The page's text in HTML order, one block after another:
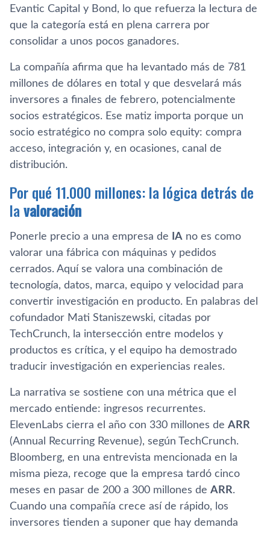
Evantic Capital y Bond, lo que refuerza la lectura de
que la categoría está en plena carrera por
consolidar a unos pocos ganadores.
La compañía afirma que ha levantado más de 781
millones de dólares en total y que desvelará más
inversores a finales de febrero, potencialmente
socios estratégicos. Ese matiz importa porque un
socio estratégico no compra solo equity: compra
acceso, integración y, en ocasiones, canal de
distribución.
Por qué 11.000 millones: la lógica detrás de
lavaloración
Ponerle precio a una empresa de IA no es como
valorar una fábrica con máquinas y pedidos
cerrados. Aquí se valora una combinación de
tecnología, datos, marca, equipo y velocidad para
convertir investigación en producto. En palabras del
cofundador Mati Staniszewski, citadas por
TechCrunch, la intersección entre modelos y
productos es crítica, y el equipo ha demostrado
traducir investigación en experiencias reales.
La narrativa se sostiene con una métrica que el
mercado entiende: ingresos recurrentes.
ElevenLabs cierra el año con 330 millones de ARR
(Annual Recurring Revenue), según TechCrunch.
Bloomberg, en una entrevista mencionada en la
misma pieza, recoge que la empresa tardó cinco
meses en pasar de 200 a 300 millones de ARR.
Cuando una compañía crece así de rápido, los
inversores tienden a suponer que hay demanda